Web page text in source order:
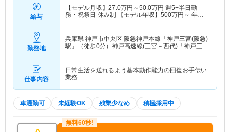
給与
【モデル月収】 27.0万円～50.0万円 週5+半日勤
務・祝祭日 休み制 【モデル年収】 500万円～ 年収
勤務地
兵庫県 神戸市中央区 阪急神戸本線「神戸三宮(阪急)
駅」（徒歩0分）神戸高速線(三宮－西代)「神戸三宮
仕事内容
日常生活を送れるよう基本動作能力の回復お手伝い
業務
車通勤可 未経験OK 残業少なめ 積極採用中